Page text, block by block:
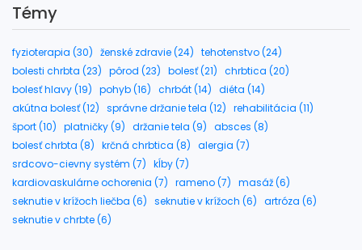
Témy
fyzioterapia (30) ženské zdravie (24) tehotenstvo (24)
bolesti chrbta (23) pôrod (23) bolesť (21) chrbtica (20)
bolesť hlavy (19) pohyb (16) chrbát (14) diéta (14)
akútna bolesť (12) správne držanie tela (12) rehabilitácia (11)
šport (10) platničky (9) držanie tela (9) absces (8)
bolesť chrbta (8) krčná chrbtica (8) alergia (7)
srdcovo-cievny systém (7) kĺby (7)
kardiovaskulárne ochorenia (7) rameno (7) masáž (6)
seknutie v krížoch liečba (6) seknutie v krížoch (6) artróza (6)
seknutie v chrbte (6)